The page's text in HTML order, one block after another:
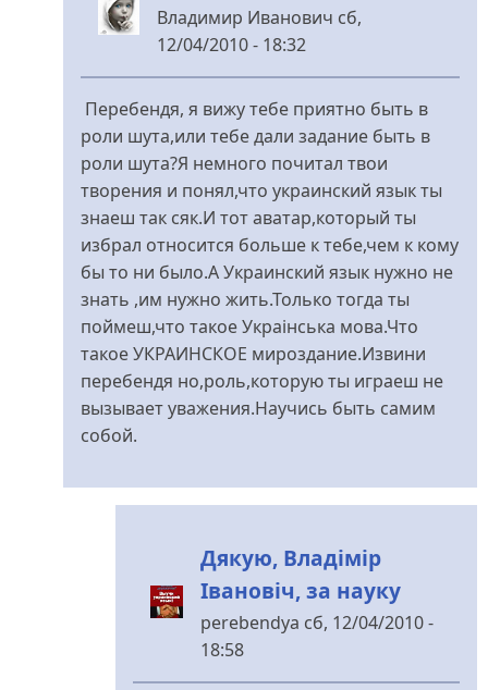
Владимир Иванович сб,
12/04/2010 - 18:32
У
до
Диво
perebendya
Перебендя, я вижу тебе приятно быть в
роли шута,или тебе дали задание быть в
роли шута?Я немного почитал твои
творения и понял,что украинский язык ты
знаеш так сяк.И тот аватар,который ты
избрал относится больше к тебе,чем к кому
бы то ни было.А Украинский язык нужно не
знать ,им нужно жить.Только тогда ты
поймеш,что такое Украінська мова.Что
такое УКРАИНСКОЕ мироздание.Извини
перебендя но,роль,которую ты играеш не
вызывает уважения.Научись быть самим
собой.
Дякую, Владімір
Івановіч, за науку
perebendya сб, 12/04/2010 -
18:58
У